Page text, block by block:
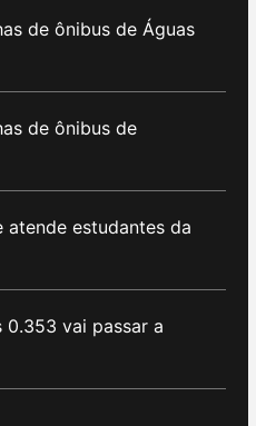
de ônibus de Águas
de ônibus de
atende estudantes da
0.353 vai passar a